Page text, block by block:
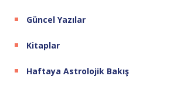
Güncel Yazılar
Kitaplar
Haftaya Astrolojik Bakış